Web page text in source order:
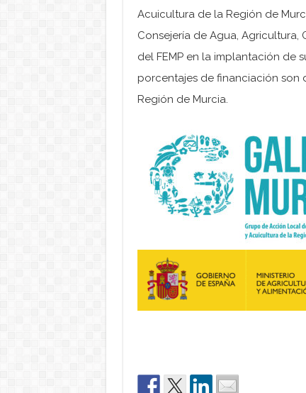
Acuicultura de la Región de
Consejería de Agua,
del FEMP en la implantación de
porcentajes de financiación son
Región de Murcia.